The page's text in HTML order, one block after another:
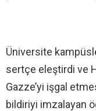
Üniversite
sertçe eleştirdi ve
Gazze’yi işgal
bildiriyi imzalayan